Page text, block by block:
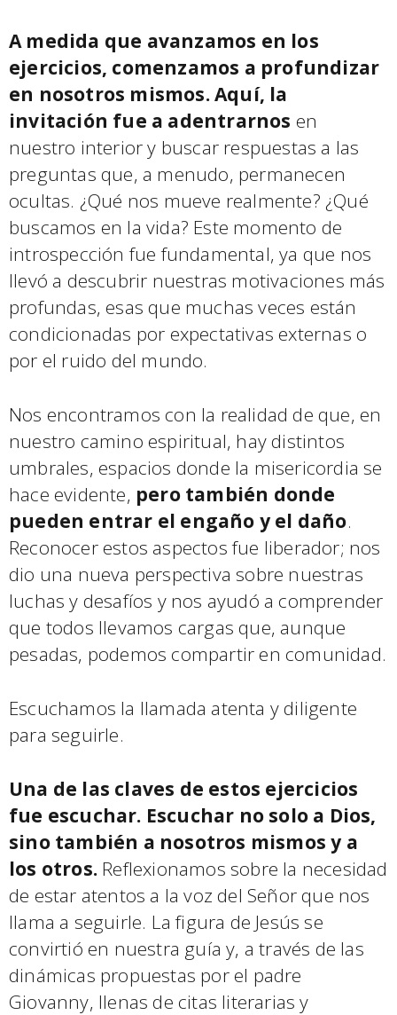
A medida que avanzamos en los
ejercicios, comenzamos a profundizar
en nosotros mismos. Aquí, la
invitación fue a adentrarnos en
nuestro interior y buscar respuestas a las
preguntas que, a menudo, permanecen
ocultas. ¿Qué nos mueve realmente? ¿Qué
buscamos en la vida? Este momento de
introspección fue fundamental, ya que nos
llevó a descubrir nuestras motivaciones más
profundas, esas que muchas veces están
condicionadas por expectativas externas o
por el ruido del mundo.
Nos encontramos con la realidad de que, en
nuestro camino espiritual, hay distintos
umbrales, espacios donde la misericordia se
hace evidente, pero también donde
pueden entrar el engaño y el daño.
Reconocer estos aspectos fue liberador; nos
dio una nueva perspectiva sobre nuestras
luchas y desafíos y nos ayudó a comprender
que todos llevamos cargas que, aunque
pesadas, podemos compartir en comunidad.
Escuchamos la llamada atenta y diligente
para seguirle.
Una de las claves de estos ejercicios
fue escuchar. Escuchar no solo a Dios,
sino también a nosotros mismos y a
los otros. Reflexionamos sobre la necesidad
de estar atentos a la voz del Señor que nos
llama a seguirle. La figura de Jesús se
convirtió en nuestra guía y, a través de las
dinámicas propuestas por el padre
Giovanny, llenas de citas literarias y